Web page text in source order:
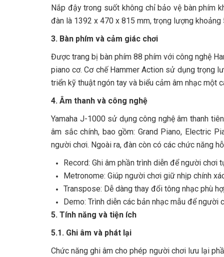
Nắp đậy trong suốt không chỉ bảo vệ bàn phím
đàn là 1392 x 470 x 815 mm, trọng lượng
3. Bàn phím và cảm giác chơi
Được trang bị bàn phím 88 phím với công nghệ
piano cơ. Cơ chế Hammer Action sử dụng trọng
triển kỹ thuật ngón tay và biểu cảm âm nhạc một
4. Âm thanh và công nghệ
Yamaha J-1000 sử dụng công nghệ âm thanh
âm sắc chính, bao gồm: Grand Piano, Electric
người chơi. Ngoài ra, đàn còn có các chức năng
Record: Ghi âm phần trình diễn để người chơi
Metronome: Giúp người chơi giữ nhịp chính
Transpose: Dễ dàng thay đổi tông nhạc phù
Demo: Trình diễn các bản nhạc mẫu để người
5. Tính năng và tiện ích
5.1. Ghi âm và phát lại
Chức năng ghi âm cho phép người chơi lưu lại